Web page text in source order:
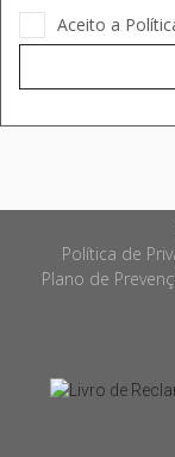
Aceito a
Política de
Plano de